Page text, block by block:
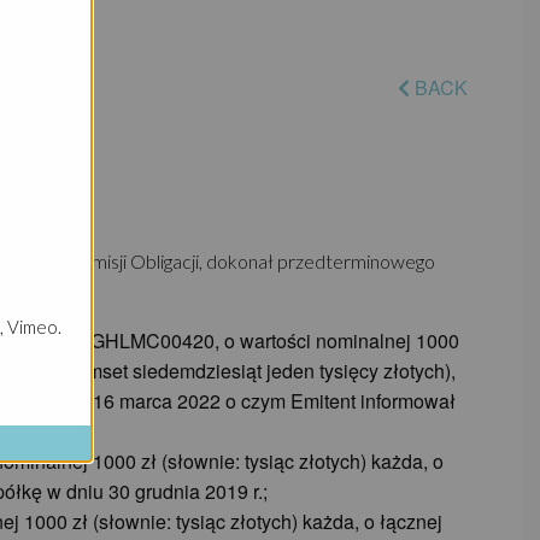
BACK
Emisji Obligacji, dokonał przedterminowego
ISIN: PLGHLMC00420, o wartości nominalnej 1000
siedemset siedemdziesiąt jeden tysięcy złotych),
w dniu 16 marca 2022 o czym Emitent informował
1000 zł (słownie: tysiąc złotych) każda, o
w dniu 30 grudnia 2019 r.;
zł (słownie: tysiąc złotych) każda, o łącznej
Vimeo.